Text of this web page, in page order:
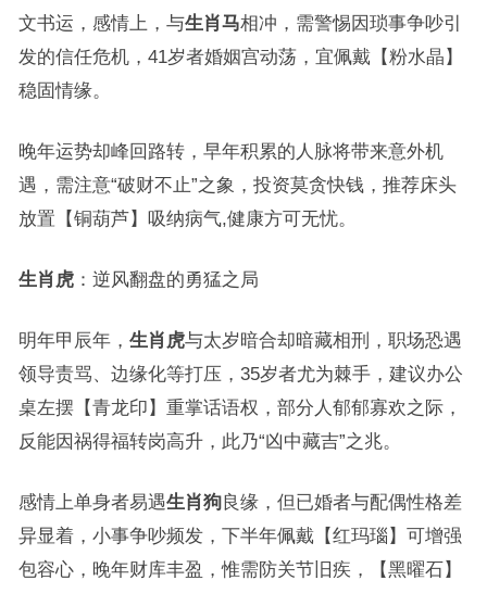
文书运，感情上，与生肖马相冲，需警惕因琐事争吵引
发的信任危机，41岁者婚姻宫动荡，宜佩戴【粉水晶】
稳固情缘。
晚年运势却峰回路转，早年积累的人脉将带来意外机
遇，需注意“破财不止”之象，投资莫贪快钱，推荐床头
放置【铜葫芦】吸纳病气,健康方可无忧。
生肖虎：逆风翻盘的勇猛之局
明年甲辰年， 生肖虎与太岁暗合却暗藏相刑，职场恐遇
领导责骂、边缘化等打压，35岁者尤为棘手，建议办公
桌左摆【青龙印】重掌话语权，部分人郁郁寡欢之际，
反能因祸得福转岗高升，此乃“凶中藏吉”之兆。
感情上单身者易遇生肖狗良缘，但已婚者与配偶性格差
异显着，小事争吵频发，下半年佩戴【红玛瑙】可增强
包容心，晚年财库丰盈，惟需防关节旧疾，【黑曜石】